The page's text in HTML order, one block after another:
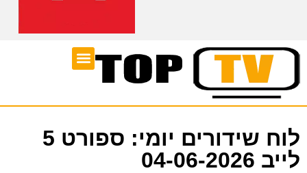
לוח שידורים יומי: ספורט 5
לייב 04-06-2026